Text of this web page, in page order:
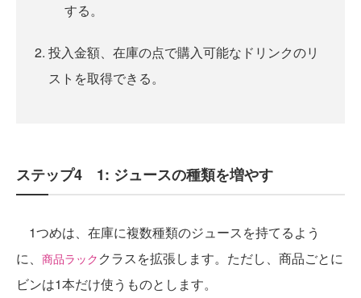
する。
投入金額、在庫の点で購入可能なドリンクのリ
ストを取得できる。
ステップ4 1: ジュースの種類を増やす
1つめは、在庫に複数種類のジュースを持てるよう
に、
商品ラック クラスを拡張します。ただし、商品ごとに
ビンは1本だけ使うものとします。